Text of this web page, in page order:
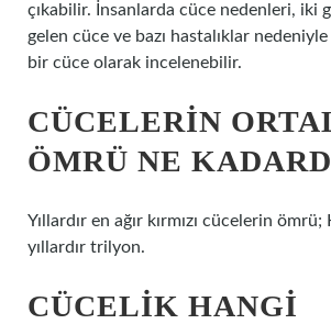
çıkabilir. İnsanlarda cüce nedenleri, iki
gelen cüce ve bazı hastalıklar
bir cüce olarak incelenebilir.
CÜCELERIN
ÖMRÜ NE
Yıllardır en ağır kırmızı cücelerin
yıllardır trilyon.
CÜCELIK HANGI